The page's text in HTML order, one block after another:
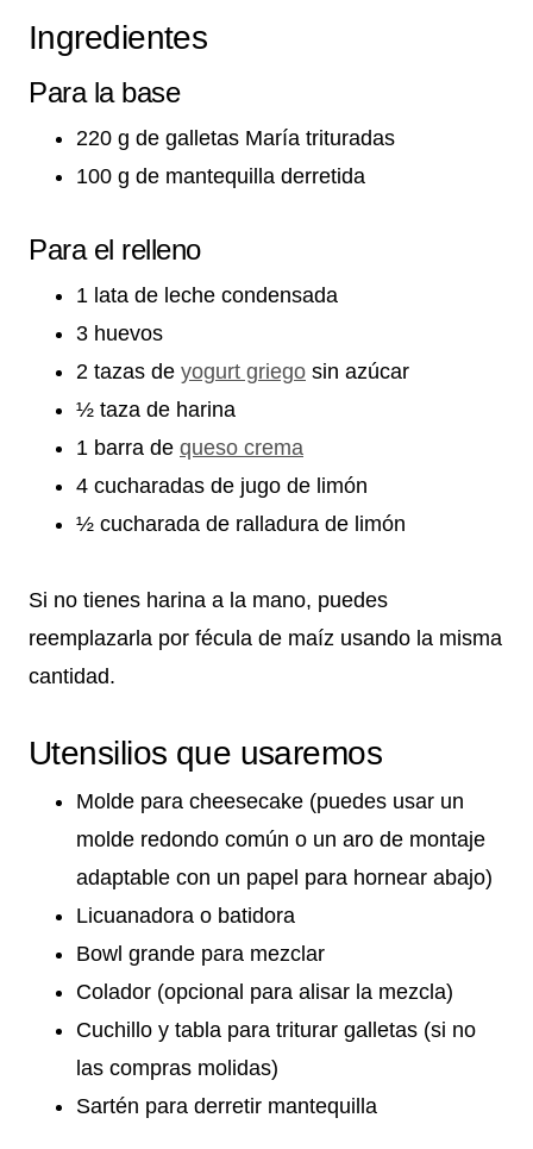
Ingredientes
Para la base
220 g de galletas María trituradas
100 g de mantequilla derretida
Para el relleno
1 lata de leche condensada
3 huevos
2 tazas de yogurt griego sin azúcar
½ taza de harina
1 barra de queso crema
4 cucharadas de jugo de limón
½ cucharada de ralladura de limón
Si no tienes harina a la mano, puedes
reemplazarla por fécula de maíz usando la misma
cantidad.
Utensilios que usaremos
Molde para cheesecake (puedes usar un
molde redondo común o un aro de montaje
adaptable con un papel para hornear abajo)
Licuanadora o batidora
Bowl grande para mezclar
Colador (opcional para alisar la mezcla)
Cuchillo y tabla para triturar galletas (si no
las compras molidas)
Sartén para derretir mantequilla